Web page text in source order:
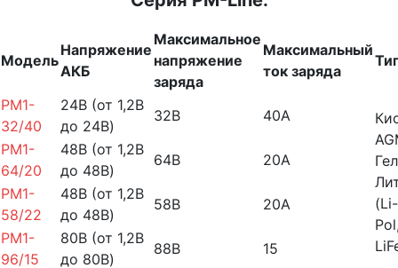
Модель
Напряжение
АКБ
Максимальное
напряжение
заряда
Максимальный
ток заряда
PM1-
32/40
24B (от 1,2В
до 24В)
32В 40А
PM1-
64/20
48B (от 1,2В
до 48В)
64В
20А
PM1-
58/22
48B (от 1,2В
до 48В)
58В
20А
PM1-
96/15
80B (от 1,2В
до 80В)
88В 15